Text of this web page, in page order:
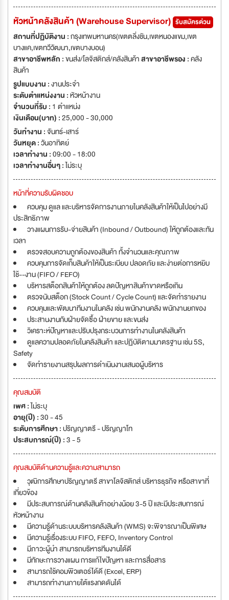
หัวหน้าคลังสินค้า (Warehouse Supervisor) รับสมัครด่วน
สถานที่ปฏิบัติงาน :กรุงเทพมหานคร(เขตตลิ่งชัน,เขตหนองแขม,เขต
บางแค,เขตทวีวัฒนา,เขตบางบอน)
สาขาอาชีพหลัก :ขนส่ง/โลจิสติกส์/คลังสินค้าสาขาอาชีพรอง :คลัง
สินค้า
รูปแบบงาน :งานประจำ
ระดับตำแหน่งงาน :หัวหน้างาน
จำนวนที่รับ : 1 ตำแหน่ง
เงินเดือน(บาท) :25,000 - 30,000
วันทำงาน :จันทร์-เสาร์
วันหยุด :วันอาทิตย์
เวลาทำงาน :09:00 - 18:00
เวลาทำงานอื่นๆ :ไม่ระบุ
หน้าที่ความรับผิดชอบ
ควบคุม ดูแล และบริหารจัดการงานภายในคลังสินค้าให้เป็นไปอย่างมี
ประสิทธิภาพ
วางแผนการรับ-จ่ายสินค้า (Inbound / Outbound) ให้ถูกต้องและทัน
เวลา
ตรวจสอบความถูกต้องของสินค้า ทั้งจำนวนและคุณภาพ
ควบคุมการจัดเก็บสินค้าให้เป็นระเบียบ ปลอดภัย และง่ายต่อการหยิบ
ใช้--งาน (FIFO / FEFO)
บริหารสต็อกสินค้าให้ถูกต้อง ลดปัญหาสินค้าขาดหรือเกิน
ตรวจนับสต็อก (Stock Count / Cycle Count) และจัดทำรายงาน
ควบคุมและพัฒนาทีมงานในคลัง เช่น พนักงานคลัง พนักงานยกของ
ประสานงานกับฝ่ายจัดซื้อ ฝ่ายขาย และขนส่ง
วิเคราะห์ปัญหาและปรับปรุงกระบวนการทำงานในคลังสินค้า
ดูแลความปลอดภัยในคลังสินค้า และปฏิบัติตามมาตรฐาน เช่น 5S,
Safety
จัดทำรายงานสรุปผลการดำเนินงานเสนอผู้บริหาร
คุณสมบัติ
เพศ :ไม่ระบุ
อายุ(ปี) :30 - 45
ระดับการศึกษา :ปริญญาตรี - ปริญญาโท
ประสบการณ์(ปี) :3 - 5
คุณสมบัติด้านความรู้และความสามารถ
วุฒิการศึกษาปริญญาตรี สาขาโลจิสติกส์ บริหารธุรกิจ หรือสาขาที่
เกี่ยวข้อง
มีประสบการณ์ด้านคลังสินค้าอย่างน้อย 3-5 ปี และมีประสบการณ์
หัวหน้างาน
มีความรู้ด้านระบบบริหารคลังสินค้า (WMS) จะพิจารณาเป็นพิเศษ
มีความรู้เรื่องระบบ FIFO, FEFO, Inventory Control
มีภาวะผู้นำ สามารถบริหารทีมงานได้ดี
มีทักษะการวางแผน การแก้ไขปัญหา และการสื่อสาร
สามารถใช้คอมพิวเตอร์ได้ดี (Excel, ERP)
สามารถทำงานภายใต้แรงกดดันได้